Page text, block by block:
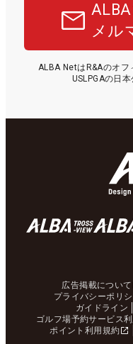
メル
ALBA NetはR&Aのオ
USLPGAの日
広告掲載について
プライバシーポリ
ガイドライン
ゴルフ場予約サービス
ポイント利用規約